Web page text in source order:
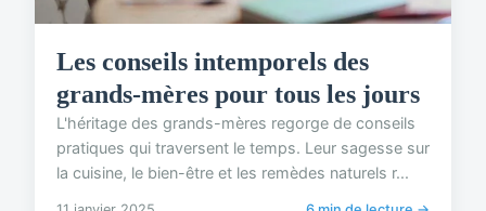
Les conseils intemporels des
grands-mères pour tous les jours
L'héritage des grands-mères regorge de conseils
pratiques qui traversent le temps. Leur sagesse sur
la cuisine, le bien-être et les remèdes naturels r...